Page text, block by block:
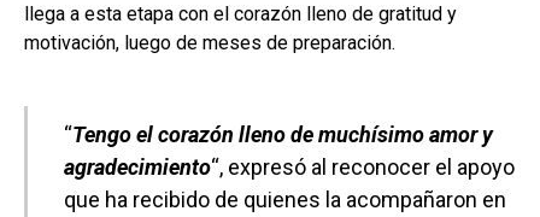
llega a esta etapa con el corazón lleno de gratitud y
motivación, luego de meses de preparación.
“Tengo el corazón lleno de muchísimo amor y
agradecimiento“, expresó al reconocer el apoyo
que ha recibido de quienes la acompañaron en